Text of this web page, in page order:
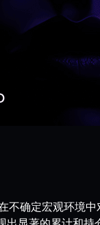
确定宏观环境